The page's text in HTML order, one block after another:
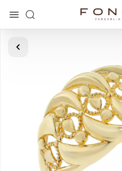
Asosiy
Ziraklar
Bilaguzuklar